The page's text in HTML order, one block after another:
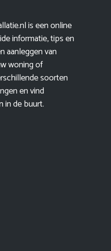
is een online
informatie, tips en
aanleggen van
woning of
soorten
en vind
in de buurt.